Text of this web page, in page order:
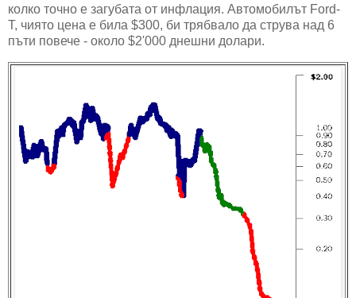
колко точно е загубата от инфлация. Автомобилът Ford-
T, чиято цена е била $300, би трябвало да струва над 6
пъти повече - около $2'000 днешни долари.